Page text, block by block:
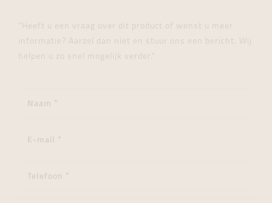
"Heeft u een vraag over dit product of wenst u meer
informatie? Aarzel dan niet en stuur ons een bericht. Wij
helpen u zo snel mogelijk verder."